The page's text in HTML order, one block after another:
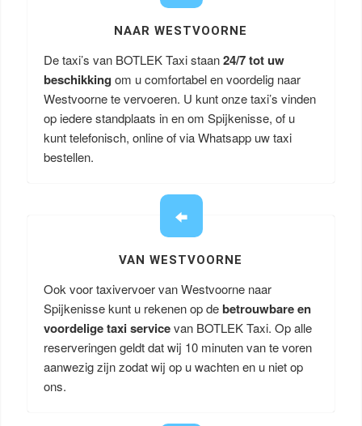
NAAR WESTVOORNE
De taxi’s van BOTLEK Taxi staan24/7 tot uw
beschikking om u comfortabel en voordelig naar
Westvoorne te vervoeren. U kunt onze taxi’s vinden
op iedere standplaats in en om Spijkenisse, of u
kunt telefonisch, online of via Whatsapp uw taxi
bestellen.
VAN WESTVOORNE
Ook voor taxivervoer van Westvoorne naar
Spijkenisse kunt u rekenen op debetrouwbare en
voordelige taxi servicevan BOTLEK Taxi. Op alle
reserveringen geldt dat wij 10 minuten van te voren
aanwezig zijn zodat wij op u wachten en u niet op
ons.